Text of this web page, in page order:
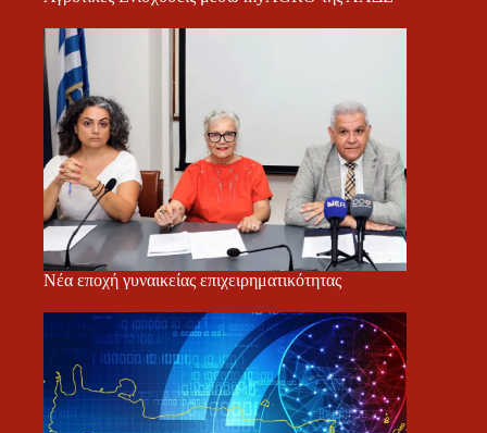
Νέα εποχή γυναικείας επιχειρηματικότητας